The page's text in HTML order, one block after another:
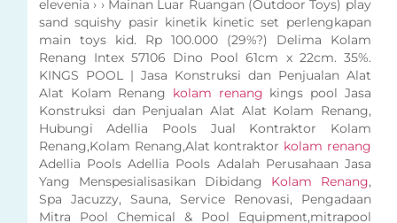
elevenia › › Mainan Luar Ruangan (Outdoor Toys) play
sand squishy pasir kinetik kinetic set perlengkapan
main toys kid. Rp 100.000 (29%?) Delima Kolam
Renang Intex 57106 Dino Pool 61cm x 22cm. 35%.
KINGS POOL | Jasa Konstruksi dan Penjualan Alat
Alat Kolam Renang kolam renang kings pool Jasa
Konstruksi dan Penjualan Alat Alat Kolam Renang,
Hubungi Adellia Pools Jual Kontraktor Kolam
Renang,Kolam Renang,Alat kontraktor kolam renang
Adellia Pools Adellia Pools Adalah Perusahaan Jasa
Yang Menspesialisasikan Dibidang Kolam Renang,
Spa Jacuzzy, Sauna, Service Renovasi, Pengadaan
Mitra Pool Chemical & Pool Equipment,mitrapool